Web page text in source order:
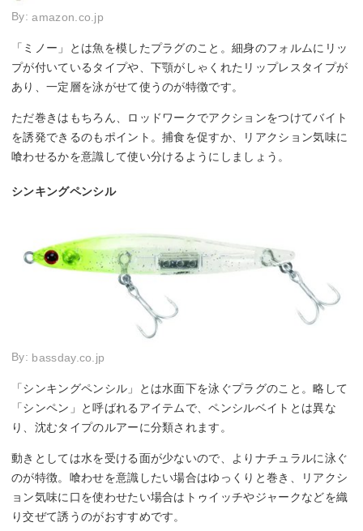
By:amazon.co.jp
「ミノー」とは魚を模したプラグのこと。細身のフォルムにリッ
プが付いているタイプや、下顎がしゃくれたリップレスタイプが
あり、一定層を泳がせて使うのが特徴です。
ただ巻きはもちろん、ロッドワークでアクションをつけてバイト
を誘発できるのもポイント。捕食を促すか、リアクション気味に
喰わせるかを意識して使い分けるようにしましょう。
シンキングペンシル
By: bassday.co.jp
「シンキングペンシル」とは水面下を泳ぐプラグのこと。略して
「シンペン」と呼ばれるアイテムで、ペンシルベイトとは異な
り、沈むタイプのルアーに分類されます。
動きとしては水を受ける面が少ないので、よりナチュラルに泳ぐ
のが特徴。喰わせを意識したい場合はゆっくりと巻き、リアクシ
ョン気味に口を使わせたい場合はトゥイッチやジャークなどを織
り交ぜて誘うのがおすすめです。